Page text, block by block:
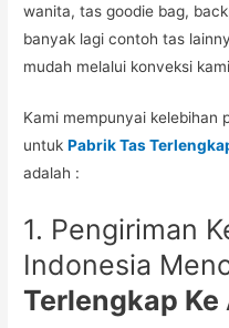
wanita, tas goodie bag,
banyak lagi contoh tas
mudah melalui konveksi
Kami mempunyai kelebihan
untukPabrik Tas
adalah :
1. Pengiriman
Indonesia
Terlengkap Ke